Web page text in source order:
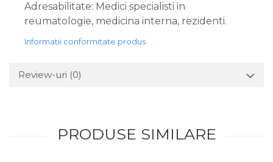
Adresabilitate: Medici specialisti in
reumatologie, medicina interna, rezidenti.
Informatii conformitate produs
Review-uri (0)
PRODUSE SIMILARE